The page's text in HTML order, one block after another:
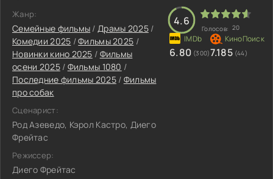
Жанр:
Семейные фильмы /Драмы 2025/
Комедии 2025 /Фильмы 2025 /
Новинки кино 2025 / Фильмы
осени 2025/ Фильмы 1080 /
Последние фильмы 2025/ Фильмы
про собак
Сценарист:
Род Азеведо, Кэрол Кастро, Диего
Фрейтас
Режиссер:
Диего Фрейтас
4.6
Голосов: 20
6.80 (300)7.185 (44)